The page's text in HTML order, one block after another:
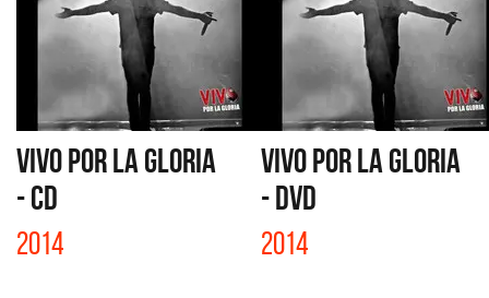
VIVO POR LA GLORIA
- CD
2014
VIVO POR LA GLORIA
- DVD
2014